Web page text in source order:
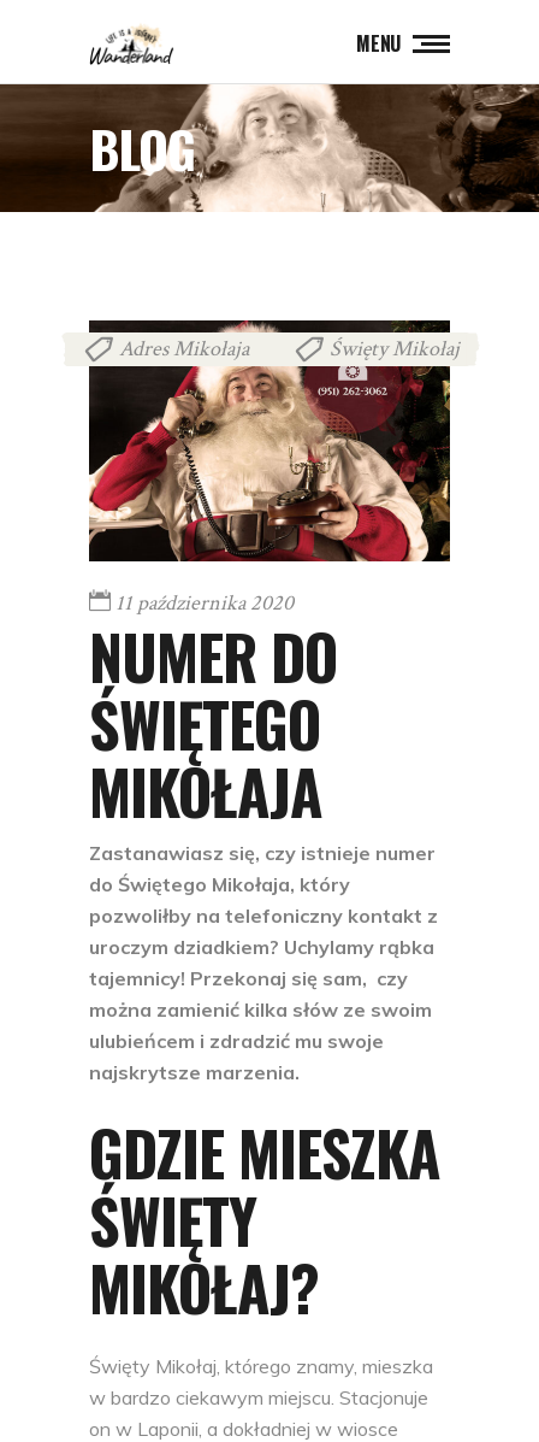
MENU
BLOG
Adres Mikołaja Święty Mikołaj
11 października 2020
NUMER DO
ŚWIĘTEGO
MIKOŁAJA
Zastanawiasz się, czy istnieje numer
do Świętego Mikołaja, który
pozwoliłby na telefoniczny kontakt z
uroczym dziadkiem? Uchylamy rąbka
tajemnicy! Przekonaj się sam, czy
można zamienić kilka słów ze swoim
ulubieńcem i zdradzić mu swoje
najskrytsze marzenia.
GDZIE MIESZKA
ŚWIĘTY
MIKOŁAJ?
Święty Mikołaj, którego znamy, mieszka
w bardzo ciekawym miejscu. Stacjonuje
on w Laponii, a dokładniej w wiosce